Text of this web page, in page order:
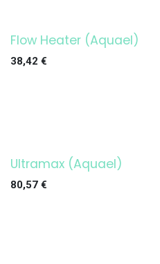
¡OFERTA!
Flow Heater (Aquael)
38,42 €
¡OFERTA!
Ultramax (Aquael)
80,57 €